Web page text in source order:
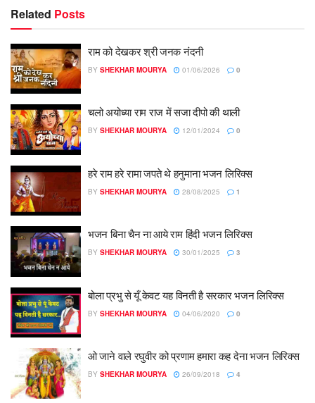
Related Posts
राम को देखकर श्री जनक नंदनी
BY SHEKHAR MOURYA 01/06/2026 0
चलो अयोध्या राम राज में सजा दीपो की थाली
BY SHEKHAR MOURYA 12/01/2024 0
हरे राम हरे रामा जपते थे हनुमाना भजन लिरिक्स
BY SHEKHAR MOURYA 28/08/2025 1
भजन बिना चैन ना आये राम हिंदी भजन लिरिक्स
BY SHEKHAR MOURYA 30/01/2025 3
बोला प्रभु से यूँ केवट यह विनती है सरकार भजन लिरिक्स
BY SHEKHAR MOURYA 04/06/2020 0
ओ जाने वाले रघुवीर को प्रणाम हमारा कह देना भजन लिरिक्स
BY SHEKHAR MOURYA 26/09/2018 4